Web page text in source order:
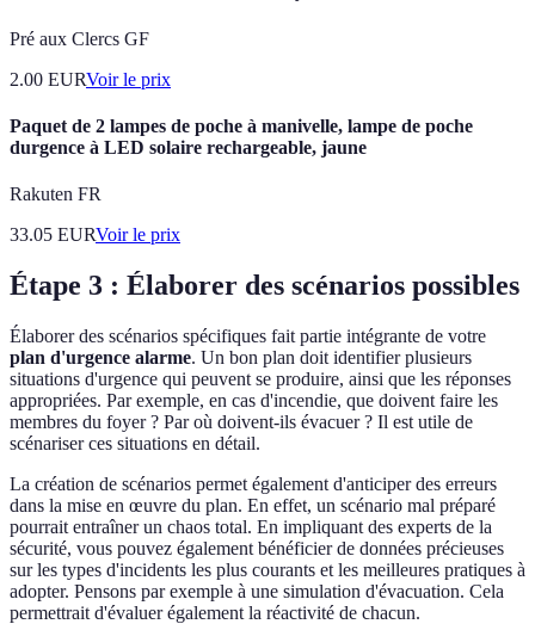
Pré aux Clercs GF
2.00 EURVoir le prix
Paquet de 2 lampes de poche à manivelle, lampe de poche
durgence à LED solaire rechargeable, jaune
Rakuten FR
33.05 EURVoir le prix
Étape 3 : Élaborer des scénarios possibles
Élaborer des scénarios spécifiques fait partie intégrante de votre
plan d'urgence alarme. Un bon plan doit identifier plusieurs
situations d'urgence qui peuvent se produire, ainsi que les réponses
appropriées. Par exemple, en cas d'incendie, que doivent faire les
membres du foyer ? Par où doivent-ils évacuer ? Il est utile de
scénariser ces situations en détail.
La création de scénarios permet également d'anticiper des erreurs
dans la mise en œuvre du plan. En effet, un scénario mal préparé
pourrait entraîner un chaos total. En impliquant des experts de la
sécurité, vous pouvez également bénéficier de données précieuses
sur les types d'incidents les plus courants et les meilleures pratiques à
adopter. Pensons par exemple à une simulation d'évacuation. Cela
permettrait d'évaluer également la réactivité de chacun.